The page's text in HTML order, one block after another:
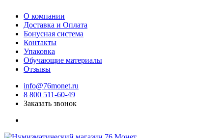
О компании
Доставка и Оплата
Бонусная система
Контакты
Упаковка
Обучающие материалы
Отзывы
info@76monet.ru
8 800 511-60-49
Заказать звонок